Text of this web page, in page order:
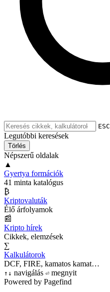
ESC
Legutóbbi keresések
Törlés
Népszerű oldalak
▲
Gyertya formációk
41 minta katalógus
₿
Kriptovaluták
Élő árfolyamok
📰
Kripto hírek
Cikkek, elemzések
∑
Kalkulátorok
DCF, FIRE, kamatos kamat…
↑ ↓ navigálás ⏎ megnyit
Powered by Pagefind